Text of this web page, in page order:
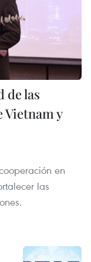
de las
Vietnam y
en
las